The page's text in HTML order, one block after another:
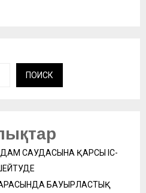
ПОИСК
АДАМ САУДАСЫНА ҚАРСЫ ІС-
БАУЫРЛАСТЫҚ